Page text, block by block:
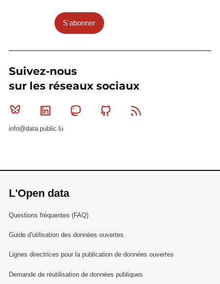
S'abonner
Suivez-nous
sur les réseaux sociaux
Bluesky Linkedin MastodonGithub
info@data.public.lu
L'Open data
Questions fréquentes (FAQ)
Guide d'utilisation des données ouvertes
Lignes directrices pour la publication de données ouvertes
Demande de réutilisation de données publiques